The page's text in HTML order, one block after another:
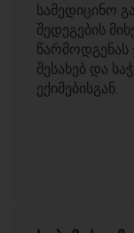
სამედიცინო
შედეგების
შესახებ და
ექიმებისგან.